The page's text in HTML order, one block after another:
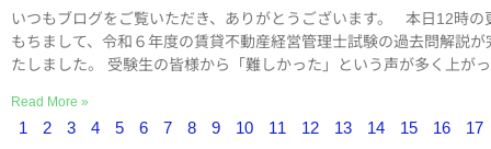
いつもブログをご覧いただき、ありがとうございます。 本日12時の
もちまして、令和６年度の賃貸不動産経営管理士試験の過去問解説が
たしました。 受験生の皆様から「難しかった」という声が多く上が
Read More »
1 2 3 4 5 6 7 8 9 10 11 12 13 14 15 16
17